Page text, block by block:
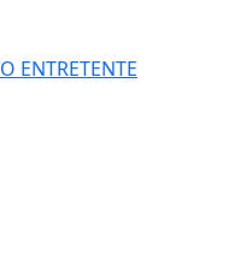
ENTRETENTE